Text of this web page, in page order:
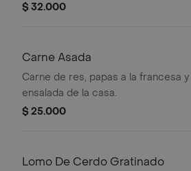
$ 32.000
Carne Asada
Carne de res, papas a la francesa y
ensalada de la casa.
$ 25.000
Lomo De Cerdo Gratinado